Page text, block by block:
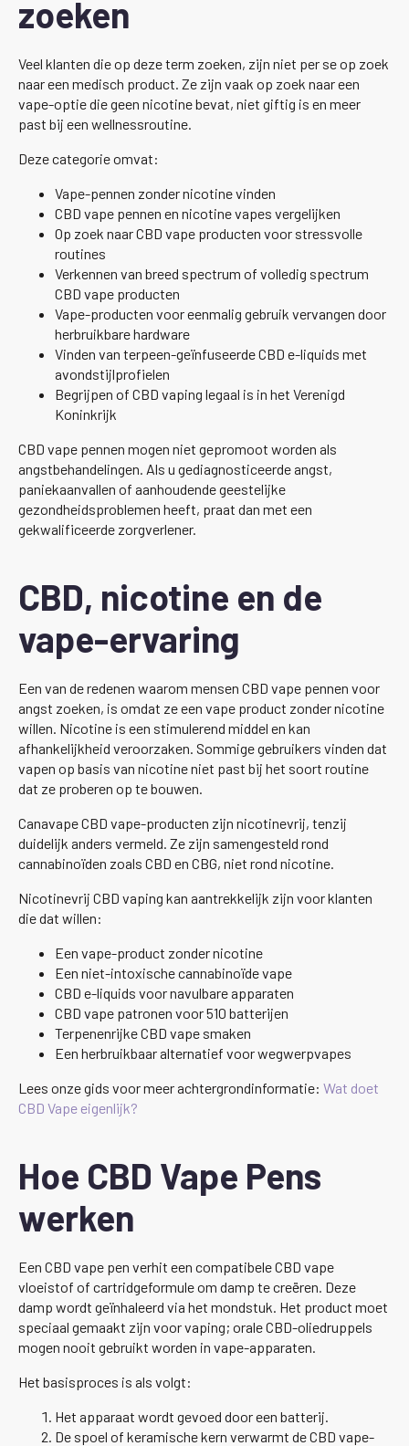
zoeken
Veel klanten die op deze term zoeken, zijn niet per se op zoek
naar een medisch product. Ze zijn vaak op zoek naar een
vape-optie die geen nicotine bevat, niet giftig is en meer
past bij een wellnessroutine.
Deze categorie omvat:
Vape-pennen zonder nicotine vinden
CBD vape pennen en nicotine vapes vergelijken
Op zoek naar CBD vape producten voor stressvolle
routines
Verkennen van breed spectrum of volledig spectrum
CBD vape producten
Vape-producten voor eenmalig gebruik vervangen door
herbruikbare hardware
Vinden van terpeen-geïnfuseerde CBD e-liquids met
avondstijlprofielen
Begrijpen of CBD vaping legaal is in het Verenigd
Koninkrijk
CBD vape pennen mogen niet gepromoot worden als
angstbehandelingen. Als u gediagnosticeerde angst,
paniekaanvallen of aanhoudende geestelijke
gezondheidsproblemen heeft, praat dan met een
gekwalificeerde zorgverlener.
CBD, nicotine en de
vape-ervaring
Een van de redenen waarom mensen CBD vape pennen voor
angst zoeken, is omdat ze een vape product zonder nicotine
willen. Nicotine is een stimulerend middel en kan
afhankelijkheid veroorzaken. Sommige gebruikers vinden dat
vapen op basis van nicotine niet past bij het soort routine
dat ze proberen op te bouwen.
Canavape CBD vape-producten zijn nicotinevrij, tenzij
duidelijk anders vermeld. Ze zijn samengesteld rond
cannabinoïden zoals CBD en CBG, niet rond nicotine.
Nicotinevrij CBD vaping kan aantrekkelijk zijn voor klanten
die dat willen:
Een vape-product zonder nicotine
Een niet-intoxische cannabinoïde vape
CBD e-liquids voor navulbare apparaten
CBD vape patronen voor 510 batterijen
Terpenenrijke CBD vape smaken
Een herbruikbaar alternatief voor wegwerpvapes
Lees onze gids voor meer achtergrondinformatie: Wat doet
CBD Vape eigenlijk?
Hoe CBD Vape Pens
werken
Een CBD vape pen verhit een compatibele CBD vape
vloeistof of cartridgeformule om damp te creëren. Deze
damp wordt geïnhaleerd via het mondstuk. Het product moet
speciaal gemaakt zijn voor vaping; orale CBD-oliedruppels
mogen nooit gebruikt worden in vape-apparaten.
Het basisproces is als volgt:
Het apparaat wordt gevoed door een batterij.
De spoel of keramische kern verwarmt de CBD vape-